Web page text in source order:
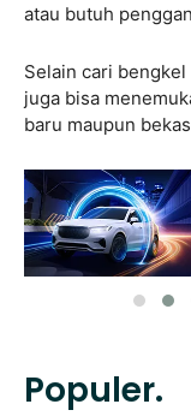
atau butuh
Selain cari
juga bisa
baru maupun
Populer.